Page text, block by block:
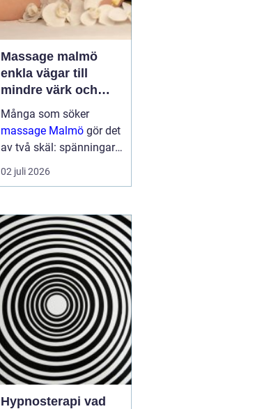
Massage malmö
enkla vägar till
mindre värk och
mer energi
Många som söker
massage Malmö gör det
av två skäl: spänningar
och smärta har blivit för
mycket, eller behovet av
sig starkare än
vardagens tempo.
Samtidigt kan utbudet
kän...
02 juli 2026
Hypnosterapi vad